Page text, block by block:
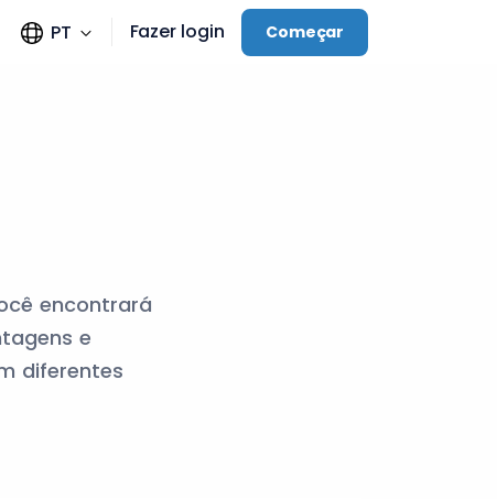
PT Fazer login Começar
encontrará
e
diferentes